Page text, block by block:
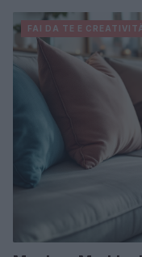
FAI DA TE E